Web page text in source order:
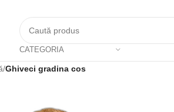
CATEGORIA
/Ghiveci gradina cos